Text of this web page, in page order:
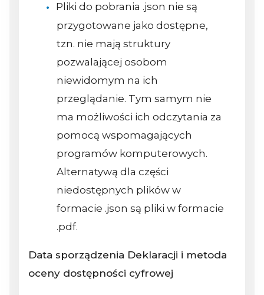
Pliki do pobrania .json nie są
przygotowane jako dostępne,
tzn. nie mają struktury
pozwalającej osobom
niewidomym na ich
przeglądanie. Tym samym nie
ma możliwości ich odczytania za
pomocą wspomagających
programów komputerowych.
Alternatywą dla części
niedostępnych plików w
formacie .json są pliki w formacie
.pdf.
Data sporządzenia Deklaracji i metoda
oceny dostępności cyfrowej